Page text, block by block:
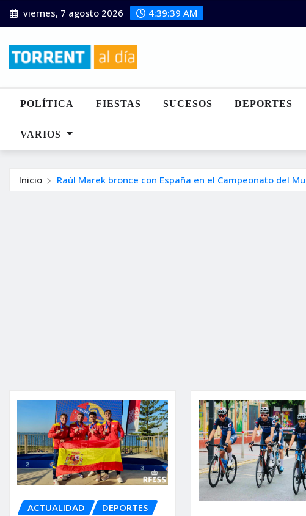
Saltar
al
viernes, 7 agosto 2026 4:39:40 AM
POLÍTICA FIESTAS SUCESOS DEPORTES
VARIOS
Inicio Raúl Marek bronce con España en el Campeonato del
ACTUALIDAD
DEPORTES